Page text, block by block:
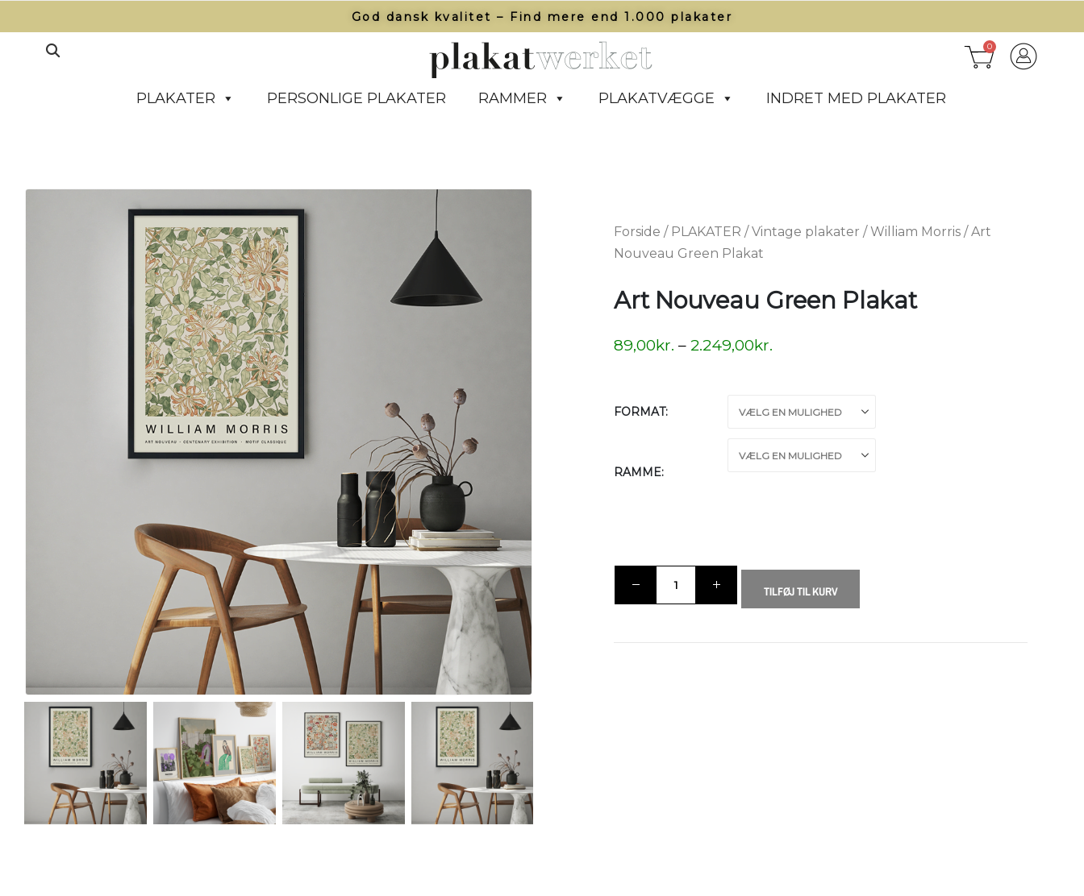
God dansk kvalitet – Find mere end 1.000 plakater​
0
PLAKATER PERSONLIGE PLAKATER RAMMER PLAKATVÆGGE INDRET MED PLAKATER
Forside / PLAKATER /Vintage plakater /William Morris / Art
Nouveau Green Plakat
Art Nouveau Green Plakat
89,00kr. – 2.249,00kr.
FORMAT
RAMME
TILFØJ TIL KURV